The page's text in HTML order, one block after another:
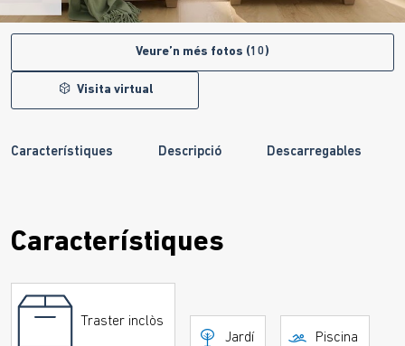
Veure’n més fotos (10)
Visita virtual
Característiques Descripció Descarregables
Característiques
Traster inclòs
Jardí
Piscina